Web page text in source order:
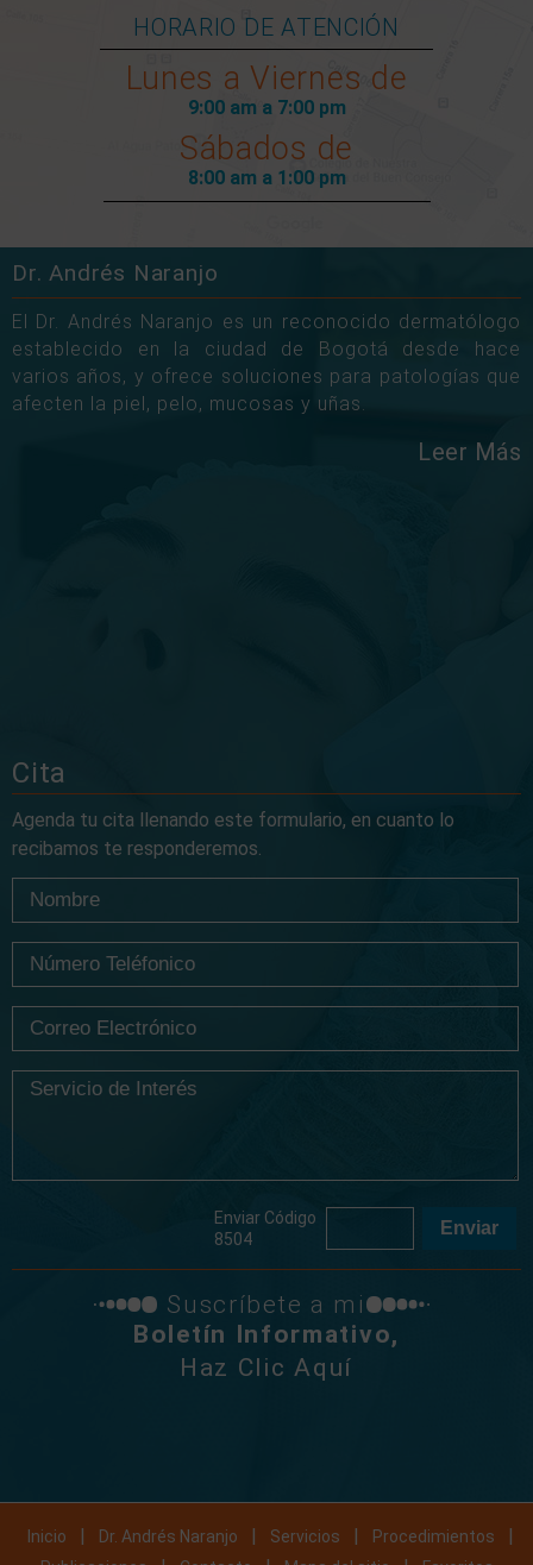
HORARIO DE ATENCIÓN
Lunes a Viernes de
9:00 am a 7:00 pm
Sábados de
8:00 am a 1:00 pm
Dr. Andrés Naranjo
El Dr. Andrés Naranjo es un reconocido dermatólogo
establecido en la ciudad de Bogotá desde hace
varios años, y ofrece soluciones para patologías que
afecten la piel, pelo, mucosas y uñas.
Leer Más
Cita
Agenda tu cita llenando este formulario, en cuanto lo
recibamos te responderemos.
Enviar Código
8504
Suscríbete a mi
Boletín Informativo,
Haz Clic Aquí
Inicio | Dr. Andrés Naranjo | Servicios | Procedimientos |